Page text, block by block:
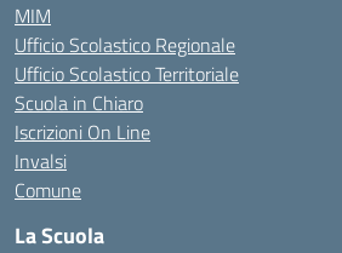
MIM
Ufficio Scolastico Regionale
Ufficio Scolastico Territoriale
Scuola in Chiaro
Iscrizioni On Line
Invalsi
Comune
La Scuola